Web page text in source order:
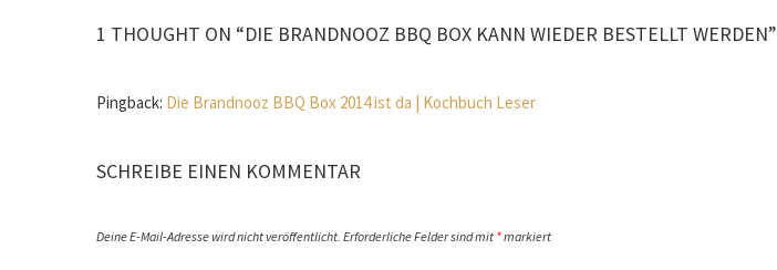
1 THOUGHT ON “DIE BRANDNOOZ BBQ BOX KANN WIEDER BESTELLT WERDEN”
Pingback: Die Brandnooz BBQ Box 2014 ist da | Kochbuch Leser
SCHREIBE EINEN KOMMENTAR
Deine E-Mail-Adresse wird nicht veröffentlicht. Erforderliche Felder sind mit *markiert